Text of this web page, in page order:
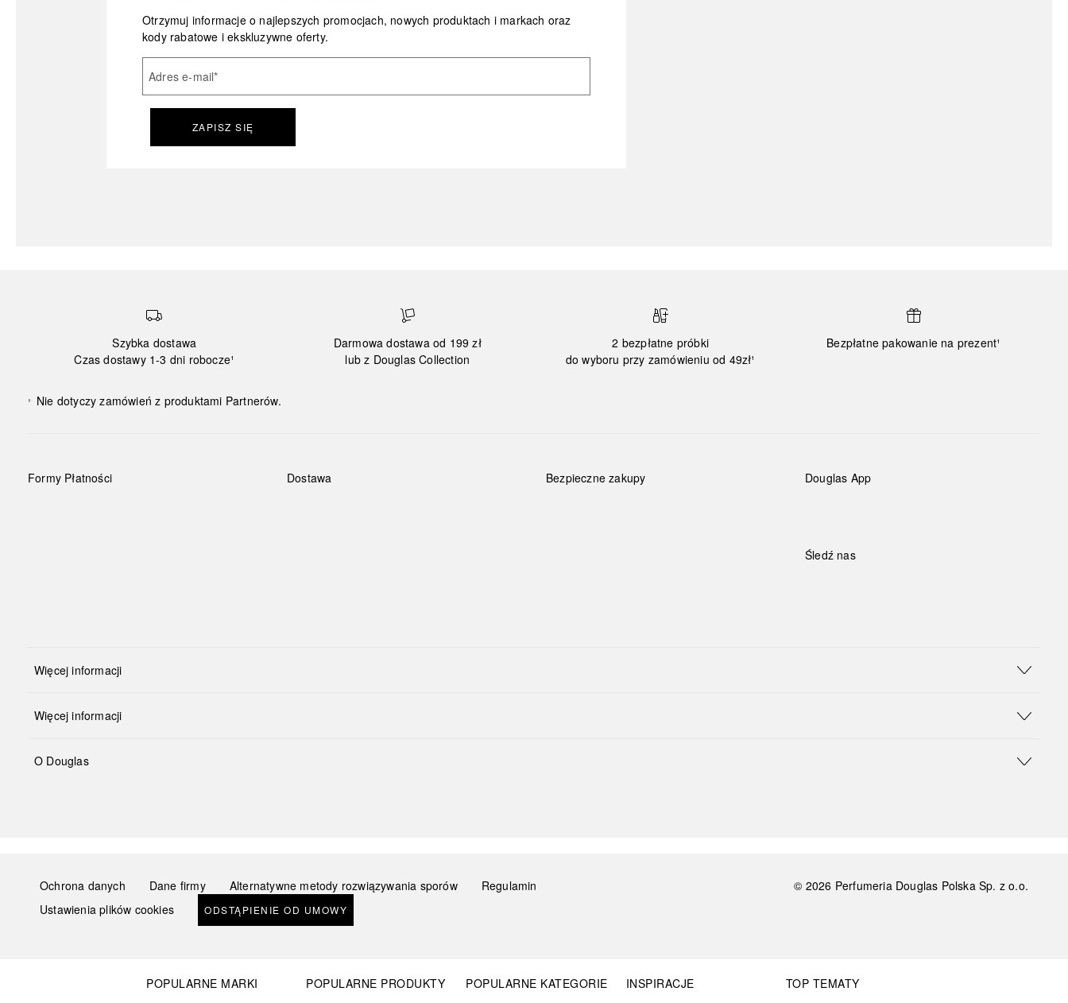
Otrzymuj informacje o najlepszych promocjach, nowych produktach i markach oraz
kody rabatowe i ekskluzywne oferty.
Adres e-mail*
ZAPISZ SIĘ
Szybka dostawa
Czas dostawy 1-3 dni robocze¹
Darmowa dostawa od 199 zł
lub z Douglas Collection
2 bezpłatne próbki
do wyboru przy zamówieniu od 49zł¹
Bezpłatne pakowanie na prezent¹
¹ Nie dotyczy zamówień z produktami Partnerów.
Formy Płatności Dostawa Bezpieczne zakupy Douglas App
Śledź nas
Więcej informacji
Więcej informacji
O Douglas
Ochrona danych Dane firmy Alternatywne metody rozwiązywania sporów
Regulamin
Ustawienia plików cookies
ODSTĄPIENIE OD UMOWY
© 2026 Perfumeria Douglas Polska Sp. z o.o.
POPULARNE MARKI
POPULARNE PRODUKTY
POPULARNE KATEGORIE
INSPIRACJE
TOP TEMATY